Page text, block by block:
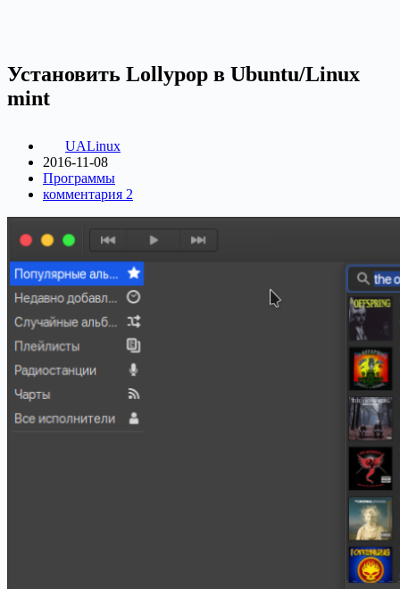
Установить Lollypop в Ubuntu/Linux
mint
UALinux
2016-11-08
Программы
комментария 2